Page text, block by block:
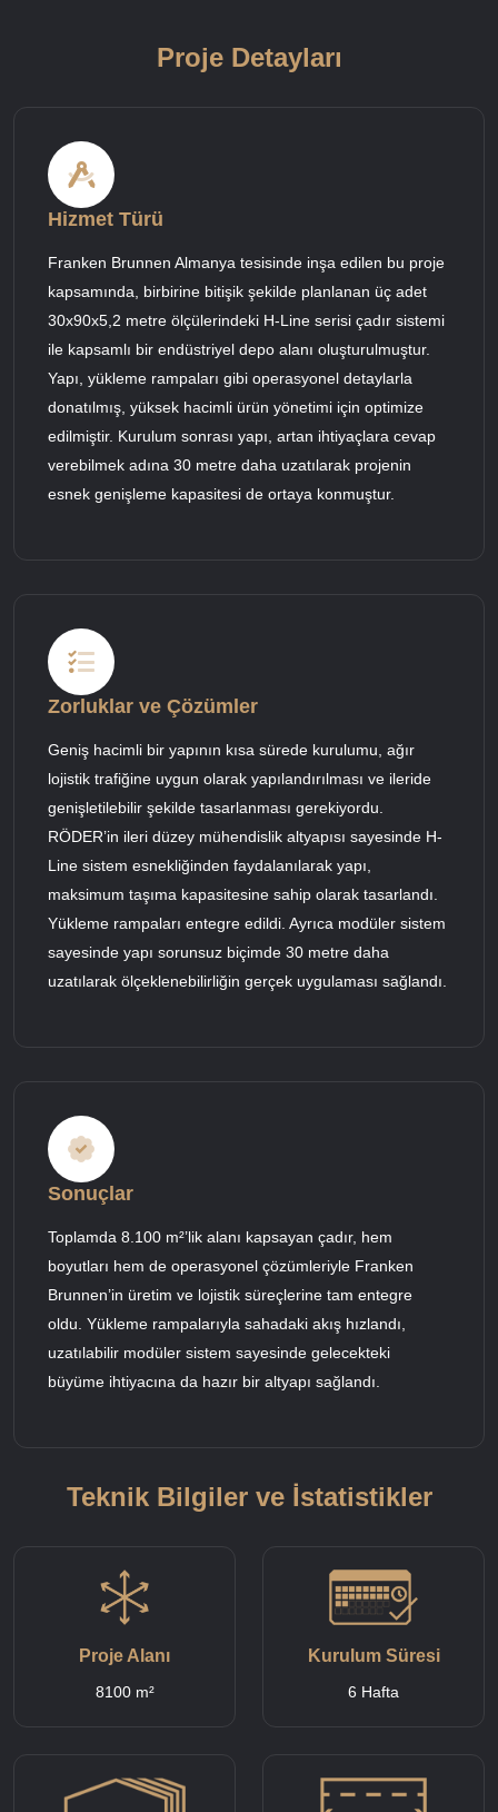
Proje Detayları
Hizmet Türü
Franken Brunnen Almanya tesisinde inşa edilen bu proje
kapsamında, birbirine bitişik şekilde planlanan üç adet
30x90x5,2 metre ölçülerindeki H-Line serisi çadır sistemi
ile kapsamlı bir endüstriyel depo alanı oluşturulmuştur.
Yapı, yükleme rampaları gibi operasyonel detaylarla
donatılmış, yüksek hacimli ürün yönetimi için optimize
edilmiştir. Kurulum sonrası yapı, artan ihtiyaçlara cevap
verebilmek adına 30 metre daha uzatılarak projenin
esnek genişleme kapasitesi de ortaya konmuştur.
Zorluklar ve Çözümler
Geniş hacimli bir yapının kısa sürede kurulumu, ağır
lojistik trafiğine uygun olarak yapılandırılması ve ileride
genişletilebilir şekilde tasarlanması gerekiyordu.
RÖDER’in ileri düzey mühendislik altyapısı sayesinde H-
Line sistem esnekliğinden faydalanılarak yapı,
maksimum taşıma kapasitesine sahip olarak tasarlandı.
Yükleme rampaları entegre edildi. Ayrıca modüler sistem
sayesinde yapı sorunsuz biçimde 30 metre daha
uzatılarak ölçeklenebilirliğin gerçek uygulaması sağlandı.
Sonuçlar
Toplamda 8.100 m²’lik alanı kapsayan çadır, hem
boyutları hem de operasyonel çözümleriyle Franken
Brunnen’in üretim ve lojistik süreçlerine tam entegre
oldu. Yükleme rampalarıyla sahadaki akış hızlandı,
uzatılabilir modüler sistem sayesinde gelecekteki
büyüme ihtiyacına da hazır bir altyapı sağlandı.
Teknik Bilgiler ve İstatistikler
Proje Alanı
8100 m²
Kurulum Süresi
6 Hafta